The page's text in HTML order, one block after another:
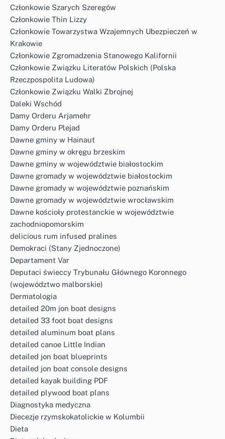
Członkowie Szarych Szeregów
Członkowie Thin Lizzy
Członkowie Towarzystwa Wzajemnych Ubezpieczeń w
Krakowie
Członkowie Zgromadzenia Stanowego Kalifornii
Członkowie Związku Literatów Polskich (Polska
Rzeczpospolita Ludowa)
Członkowie Związku Walki Zbrojnej
Daleki Wschód
Damy Orderu Arjamehr
Damy Orderu Plejad
Dawne gminy w Hainaut
Dawne gminy w okręgu brzeskim
Dawne gminy w województwie białostockim
Dawne gromady w województwie białostockim
Dawne gromady w województwie poznańskim
Dawne gromady w województwie wrocławskim
Dawne kościoły protestanckie w województwie
zachodniopomorskim
delicious rum infused pralines
Demokraci (Stany Zjednoczone)
Departament Var
Deputaci świeccy Trybunału Głównego Koronnego
(województwo malborskie)
Dermatologia
detailed 20m jon boat designs
detailed 33 foot boat designs
detailed aluminum boat plans
detailed canoe Little Indian
detailed jon boat blueprints
detailed jon boat console designs
detailed kayak building PDF
detailed plywood boat plans
Diagnostyka medyczna
Diecezje rzymskokatolickie w Kolumbii
Dieta